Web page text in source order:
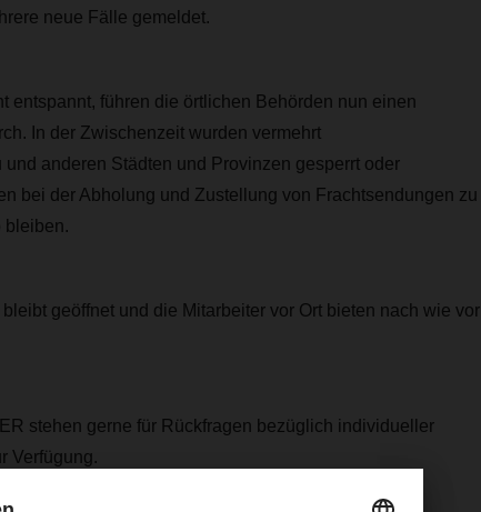
neue Fälle gemeldet.
entspannt, führen die örtlichen Behörden nun einen
In der Zwischenzeit wurden vermehrt
anderen Städten und Provinzen gesperrt oder
bei der Abholung und Zustellung von Frachtsendungen zu
bleiben.
geöffnet und die Mitarbeiter vor Ort bieten nach wie vor
stehen gerne für Rückfragen bezüglich individueller
Verfügung.